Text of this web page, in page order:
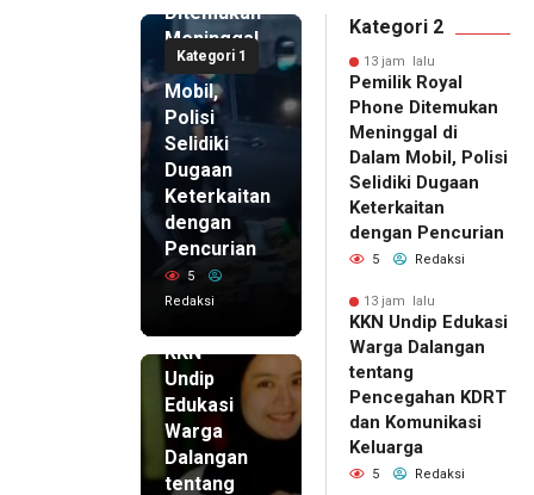
Kategori 1
Ditemukan
Meninggal
di Dalam
Mobil,
Polisi
Selidiki
Dugaan
Keterkaitan
dengan
Pencurian
5
Redaksi
KKN
Undip
Edukasi
Warga
Dalangan
tentang
Kategori 2
13 jam lalu
Pemilik Royal
Phone Ditemukan
Meninggal di
Dalam Mobil, Polisi
Selidiki Dugaan
Keterkaitan
dengan Pencurian
5 Redaksi
13 jam lalu
KKN Undip Edukasi
Warga Dalangan
tentang
Pencegahan KDRT
dan Komunikasi
Keluarga
5 Redaksi